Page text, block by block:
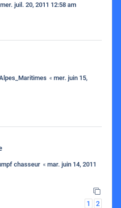
mer. juil. 20, 2011 12:58 am
« mer. juin 15,
chasseur « mar. juin 14, 2011
1
2